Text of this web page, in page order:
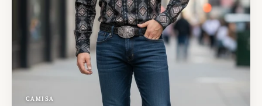
CAMISA